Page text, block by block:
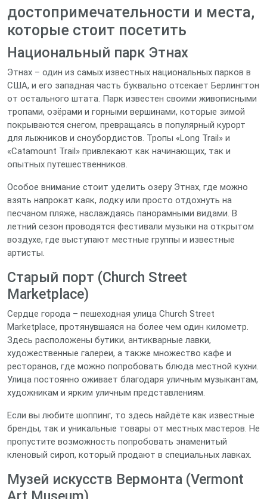
достопримечательности и места,
которые стоит посетить
Национальный парк Этнах
Этнах – один из самых известных национальных парков в
США, и его западная часть буквально отсекает Берлингтон
от остального штата. Парк известен своими живописными
тропами, озёрами и горными вершинами, которые зимой
покрываются снегом, превращаясь в популярный курорт
для лыжников и сноубордистов. Тропы «Long Trail» и
«Catamount Trail» привлекают как начинающих, так и
опытных путешественников.
Особое внимание стоит уделить озеру Этнах, где можно
взять напрокат каяк, лодку или просто отдохнуть на
песчаном пляже, наслаждаясь панорамными видами. В
летний сезон проводятся фестивали музыки на открытом
воздухе, где выступают местные группы и известные
артисты.
Старый порт (Church Street
Marketplace)
Сердце города – пешеходная улица Church Street
Marketplace, протянувшаяся на более чем один километр.
Здесь расположены бутики, антикварные лавки,
художественные галереи, а также множество кафе и
ресторанов, где можно попробовать блюда местной кухни.
Улица постоянно оживает благодаря уличным музыкантам,
художникам и ярким уличным представлениям.
Если вы любите шоппинг, то здесь найдёте как известные
бренды, так и уникальные товары от местных мастеров. Не
пропустите возможность попробовать знаменитый
кленовый сироп, который продают в специальных лавках.
Музей искусств Вермонта (Vermont